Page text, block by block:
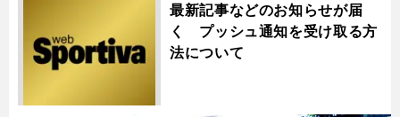
最新記事などのお知らせが届
く プッシュ通知を受け取る方
法について